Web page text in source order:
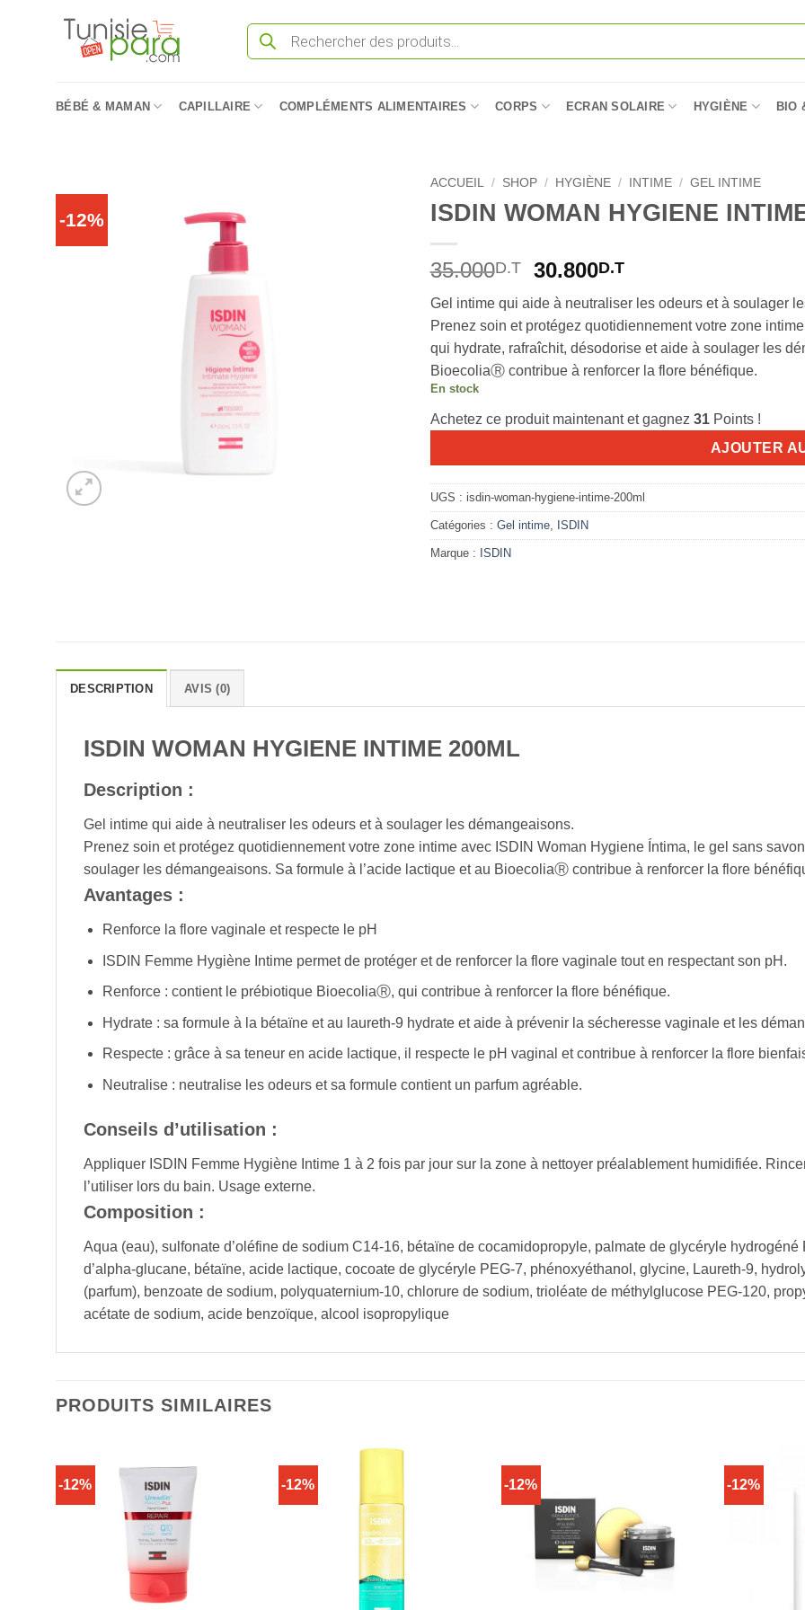
Recherche
produits
BÉBÉ & MAMAN CAPILLAIRE COMPLÉMENTS ALIMENTAIRES CORPS ECRAN SOLAIRE HYGIÈNE BIO
-12%
ACCUEIL / SHOP / HYGIÈNE / INTIME / GEL INTIME
ISDIN WOMAN HYGIENE
35.000D.T
Le
prix
initial
était :
35.000D.T.
30.800D.TLe
actuel
est :
30.800D.T.
Gel intime qui aide à neutraliser les odeurs et à soulager
Prenez soin et protégez quotidiennement votre zone
qui hydrate, rafraîchit, désodorise et aide à soulager les
BioecoliaⓇ contribue à renforcer la flore bénéfique.
En stock
Achetez ce produit maintenant et gagnez 31Points !
AJOUTER
UGS : isdin-woman-hygiene-intime-200ml
Catégories : Gel intime, ISDIN
Marque : ISDIN
DESCRIPTION AVIS (0)
ISDIN WOMAN HYGIENE INTIME 200ML
Description :
Gel intime qui aide à neutraliser les odeurs et à soulager les démangeaisons.
Prenez soin et protégez quotidiennement votre zone intime avec ISDIN Woman Hygiene Íntima, le gel sans
soulager les démangeaisons. Sa formule à l’acide lactique et au BioecoliaⓇ contribue à renforcer la flore
Avantages :
Renforce la flore vaginale et respecte le pH
ISDIN Femme Hygiène Intime permet de protéger et de renforcer la flore vaginale tout en respectant son pH.
Renforce : contient le prébiotique BioecoliaⓇ, qui contribue à renforcer la flore bénéfique.
Hydrate : sa formule à la bétaïne et au laureth-9 hydrate et aide à prévenir la sécheresse vaginale et les
Respecte : grâce à sa teneur en acide lactique, il respecte le pH vaginal et contribue à renforcer la flore
Neutralise : neutralise les odeurs et sa formule contient un parfum agréable.
Conseils d’utilisation :
Appliquer ISDIN Femme Hygiène Intime 1 à 2 fois par jour sur la zone à nettoyer préalablement humidifiée.
l’utiliser lors du bain. Usage externe.
Composition :
Aqua (eau), sulfonate d’oléfine de sodium C14-16, bétaïne de cocamidopropyle, palmate de glycéryle
d’alpha-glucane, bétaïne, acide lactique, cocoate de glycéryle PEG-7, phénoxyéthanol, glycine, Laureth-9,
(parfum), benzoate de sodium, polyquaternium-10, chlorure de sodium, trioléate de méthylglucose PEG-120,
acétate de sodium, acide benzoïque, alcool isopropylique
PRODUITS SIMILAIRES
-12% -12% -12% -12%